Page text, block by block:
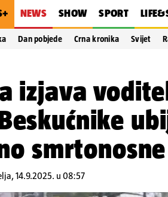
NEWS SHOW SPORT
Dan pobjede Crna kronika Svijet
izjava
14.9.2025. u 08:57